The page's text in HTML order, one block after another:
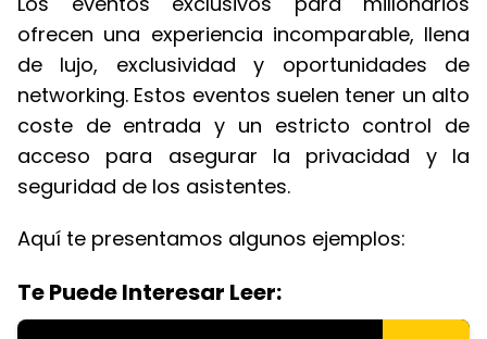
ofrecen una experiencia incomparable, llena
de lujo, exclusividad y oportunidades de
networking. Estos eventos suelen tener un alto
coste de entrada y un estricto control de
acceso para asegurar la privacidad y la
seguridad de los asistentes.
Aquí te presentamos algunos ejemplos:
Te Puede Interesar Leer: